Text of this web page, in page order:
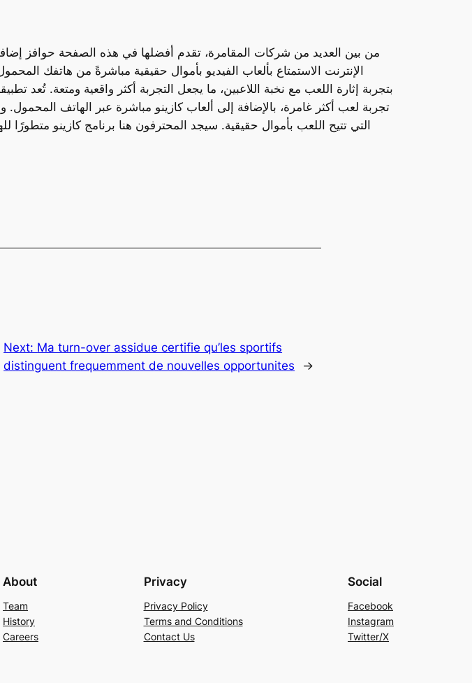
من بين العديد من شركات المقامرة، تقدم أفضلها في هذه الصفحة حوافز
الإنترنت الاستمتاع بألعاب الفيديو بأموال حقيقية مباشرةً من هاتفك
بتجربة إثارة اللعب مع نخبة اللاعبين، ما يجعل التجربة أكثر واقعية ومتعة. تُعد
تجربة لعب أكثر غامرة، بالإضافة إلى ألعاب كازينو مباشرة عبر الهاتف
التي تتيح اللعب بأموال حقيقية. سيجد المحترفون هنا برنامج كازينو
Next: Ma turn-over assidue certifie qu’les sportifs
distinguent frequemment de nouvelles opportunites
→
About
Team
History
Careers
Privacy
Privacy Policy
Terms and Conditions
Contact Us
Social
Facebook
Instagram
Twitter/X